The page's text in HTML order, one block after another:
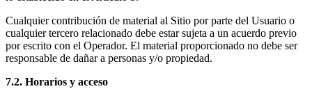
Cualquier contribución de material al Sitio por parte del Usuario o
cualquier tercero relacionado debe estar sujeta a un acuerdo previo
por escrito con el Operador. El material proporcionado no debe ser
responsable de dañar a personas y/o propiedad.
7.2. Horarios y acceso